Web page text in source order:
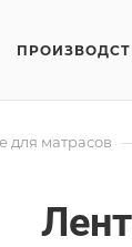
для матрасов